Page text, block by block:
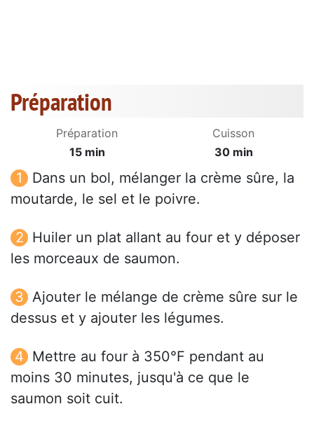
Préparation
Préparation
15 min
Cuisson
30 min
Dans un bol, mélanger la crème sûre, la
moutarde, le sel et le poivre.
Huiler un plat allant au four et y déposer
les morceaux de saumon.
Ajouter le mélange de crème sûre sur le
dessus et y ajouter les légumes.
Mettre au four à 350°F pendant au
moins 30 minutes, jusqu'à ce que le
saumon soit cuit.